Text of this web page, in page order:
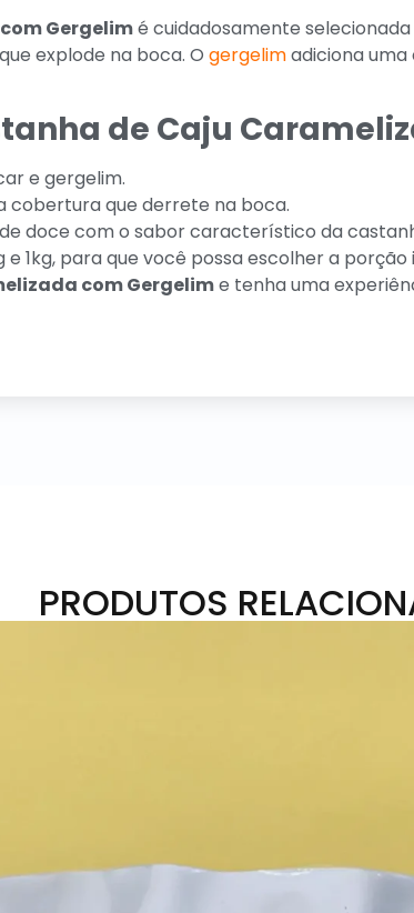
Gergelimé cuidadosamente
explode na boca. O gergelimadiciona
de Caju
e gergelim.
cobertura que derrete na boca.
doce com o sabor característico da
e 1kg, para que você possa escolher a porção
com Gergelime tenha uma
PRODUTOS